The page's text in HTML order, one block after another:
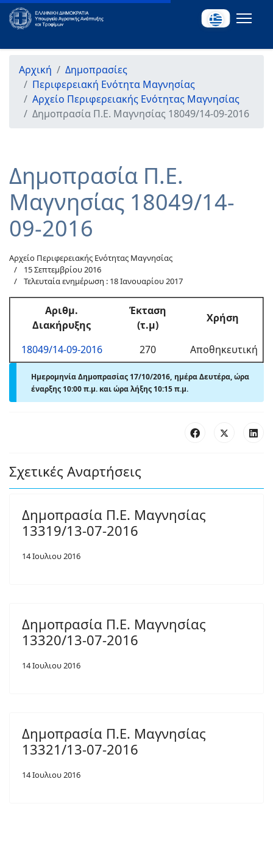
Αρχική
Δημοπρασίες
Περιφερειακή Ενότητα Μαγνησίας
Αρχείο Περιφερειακής Ενότητας Μαγνησίας
Δημοπρασία Π.Ε. Μαγνησίας 18049/14-09-2016
Δημοπρασία Π.Ε.
Μαγνησίας 18049/14-
09-2016
Αρχείο Περιφερειακής Ενότητας Μαγνησίας
15 Σεπτεμβρίου 2016
Τελευταία ενημέρωση : 18 Ιανουαρίου 2017
Αριθμ.
Διακήρυξης
Έκταση
(τ.μ)
Χρήση
18049/14-09-2016 270 Αποθηκευτική
Ημερομηνία Δημοπρασίας 17/10/2016, ημέρα Δευτέρα, ώρα
έναρξης 10:00 π.μ. και ώρα λήξης 10:15 π.μ.
Σχετικές Αναρτήσεις
Δημοπρασία Π.Ε. Μαγνησίας
13319/13-07-2016
14 Ιουλιου 2016
Δημοπρασία Π.Ε. Μαγνησίας
13320/13-07-2016
14 Ιουλιου 2016
Δημοπρασία Π.Ε. Μαγνησίας
13321/13-07-2016
14 Ιουλιου 2016